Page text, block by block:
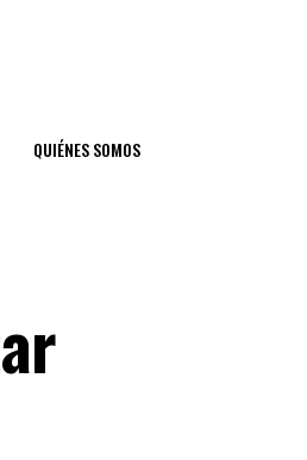
QUIÉNES SOMOS